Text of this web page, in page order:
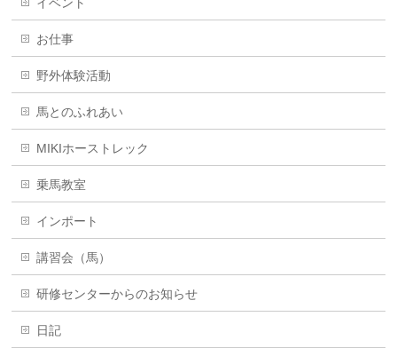
イベント
お仕事
野外体験活動
馬とのふれあい
MIKIホーストレック
乗馬教室
インポート
講習会（馬）
研修センターからのお知らせ
日記